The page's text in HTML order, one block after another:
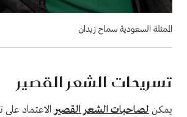
الممثلة السعودية سماح زيدان
تسريحات الشعر القصير
يمكن لصاحبات الشعر القصير الاعتماد